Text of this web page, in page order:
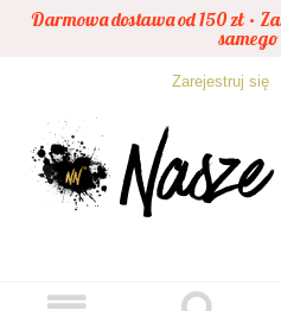
Darmowa dostawa od 150 zł •
Zarejestruj się